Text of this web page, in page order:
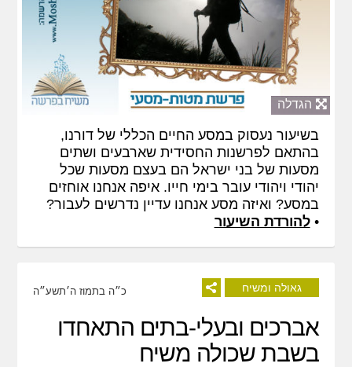
הגדלה
בשיעור נעסוק במסע החיים הכללי של דורנו,
בהתאם לפרשנות החסידית שארבעים ושתים
מסעות של בני ישראל הם בעצם מסעות שכל
יהודי ויהודי עובר בימי חייו. איפה אנחנו אוחזים
במסע? ואיזה מסע אנחנו עדיין נדרשים לעבור?
•להורדת השיעור
גאולה ומשיח כ״ה בתמוז ה׳תשע״ה
אברכים ובעלי-בתים התאחדו
בשבת שכולה משיח